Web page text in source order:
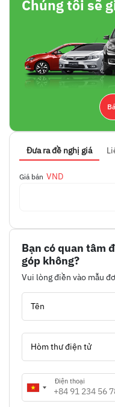
Chúng tôi sẽ
Đưa ra đề nghị giá
Giá bán VND
Bạn có quan tâm
góp không?
Vui lòng điền vào mẫu
Tên
Hòm thư điện tử
Điện thoại